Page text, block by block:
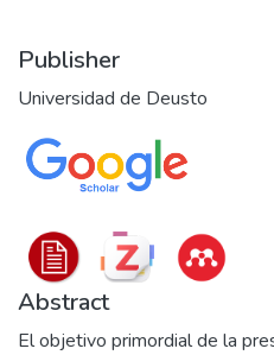
Publisher
Universidad de Deusto
Abstract
El objetivo primordial de la